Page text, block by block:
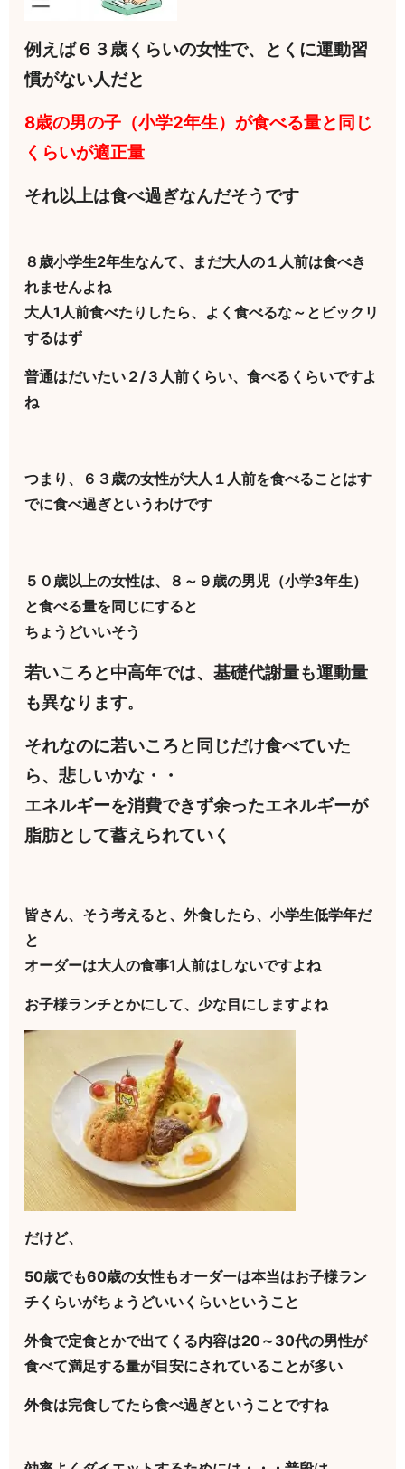
例えば６３歳くらいの女性で、とくに運動習
慣がない人だと
8歳の男の子（小学2年生）が食べる量と同じ
くらいが適正量
それ以上は食べ過ぎなんだそうです
８歳小学生2年生なんて、まだ大人の１人前は食べき
れませんよね
大人1人前食べたりしたら、よく食べるな～とビックリ
するはず
普通はだいたい２/３人前くらい、食べるくらいですよ
ね
つまり、６３歳の女性が大人１人前を食べることはす
でに食べ過ぎというわけです
５０歳以上の女性は、８～９歳の男児（小学3年生）
と食べる量を同じにすると
ちょうどいいそう
若いころと中高年では、基礎代謝量も運動量
も異なります。
それなのに若いころと同じだけ食べていた
ら、悲しいかな・・
エネルギーを消費できず余ったエネルギーが
脂肪として蓄えられていく
皆さん、そう考えると、外食したら、小学生低学年だ
と
オーダーは大人の食事1人前はしないですよね
お子様ランチとかにして、少な目にしますよね
だけど、
50歳でも60歳の女性もオーダーは本当はお子様ラン
チくらいがちょうどいいくらいということ
外食で定食とかで出てくる内容は20～30代の男性が
食べて満足する量が目安にされていることが多い
外食は完食してたら食べ過ぎということですね